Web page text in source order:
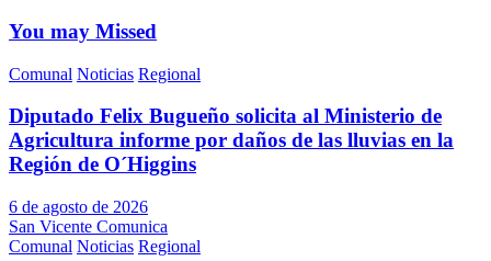
You may Missed
Comunal Noticias Regional
Diputado Felix Bugueño solicita al Ministerio de
Agricultura informe por daños de las lluvias en la
Región de O´Higgins
6 de agosto de 2026
San Vicente Comunica
Comunal Noticias Regional